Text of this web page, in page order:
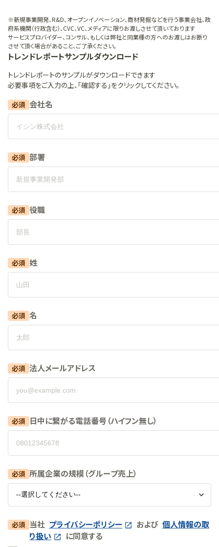
※新規事業開発、R&D、オープンイノベーション、商材発掘などを行う事業会社、政
府系機関（行政含む）、CVC、VC、メディアに限りお渡しさせて頂いております
サービスプロバイダー、コンサル、もしくは弊社と同業種の方へのお渡しはお断り
させて頂く場合があること、ご了承ください。
トレンドレポートサンプルダウンロード
トレンドレポートのサンプルがダウンロードできます
必要事項をご入力の上、「確認する」をクリックしてください。
必須 会社名
必須 部署
必須 役職
必須 姓
必須 名
必須 法人メールアドレス
必須 日中に繋がる電話番号（ハイフン無し）
必須 所属企業の規模（グループ売上）
必須 当社 プライバシーポリシー および 個人情報の取
り扱い
に同意する